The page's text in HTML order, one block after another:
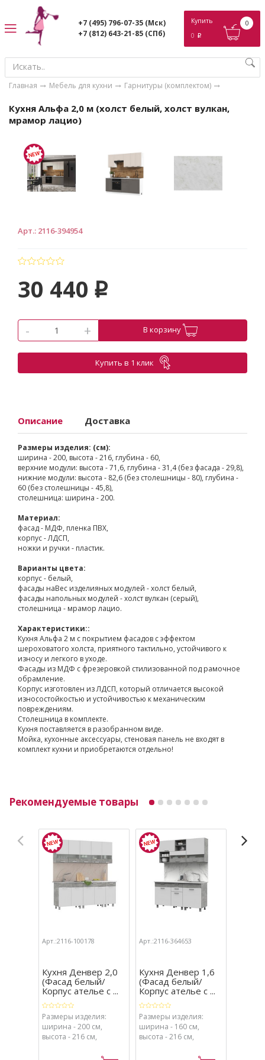
+7 (495) 796-07-35 (Мск)
+7 (812) 643-21-85 (СПб)
Купить
0 p
0
Главная Мебель для кухни Гарнитуры (комплектом)
Кухня Альфа 2,0 м (холст белый, холст вулкан,
мрамор лацио)
Арт.: 2116-394954
30 440 p
- + В корзину
Купить в 1 клик
Описание Доставка
Размеры изделия: (см):
ширина - 200, высота - 216, глубина - 60,
верхние модули: высота - 71,6, глубина - 31,4 (без фасада - 29,8),
нижние модули: высота - 82,6 (без столешницы - 80), глубина -
60 (без столешницы - 45,8),
столешница: ширина - 200.
Материал:
фасад - МДФ, пленка ПВХ,
корпус - ЛДСП,
ножки и ручки - пластик.
Варианты цвета:
корпус - белый,
фасады наВес изделияных модулей - холст белый,
фасады напольных модулей - холст вулкан (серый),
столешница - мрамор лацио.
Характеристики::
Кухня Альфа 2 м с покрытием фасадов с эффектом
шероховатого холста, приятного тактильно, устойчивого к
износу и легкого в уходе.
Фасады из МДФ с фрезеровкой стилизованной под рамочное
обрамление.
Корпус изготовлен из ЛДСП, который отличается высокой
износостойкостью и устойчивостью к механическим
повреждениям.
Столешница в комплекте.
Кухня поставляется в разобранном виде.
Мойка, кухонные аксессуары, стеновая панель не входят в
комплект кухни и приобретаются отдельно!
Рекомендуемые товары
Арт.:2116-100178
Кухня Денвер 2,0
(Фасад белый/
Корпус ателье с ...
Размеры изделия:
ширина - 200 см,
высота - 216 см,
Арт.:2116-364653
Кухня Денвер 1,6
(Фасад белый/
Корпус ателье с ...
Размеры изделия:
ширина - 160 см,
высота - 216 см,